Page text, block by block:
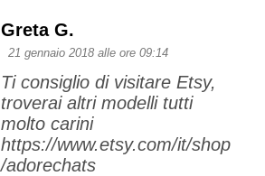
Greta G.
21 gennaio 2018 alle ore 09:14
Ti consiglio di visitare Etsy,
troverai altri modelli tutti
molto carini
https://www.etsy.com/it/shop
/adorechats